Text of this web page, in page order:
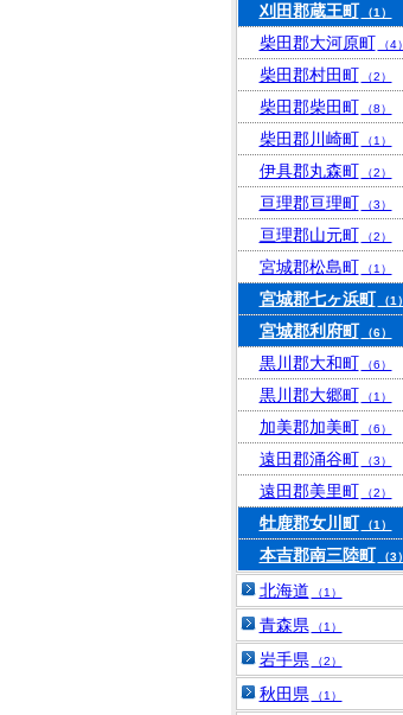
刈田郡蔵王町 （1）
柴田郡大河原町 （4）
柴田郡村田町 （2）
柴田郡柴田町 （8）
柴田郡川崎町 （1）
伊具郡丸森町 （2）
亘理郡亘理町 （3）
亘理郡山元町 （2）
宮城郡松島町 （1）
宮城郡七ヶ浜町 （1）
宮城郡利府町 （6）
黒川郡大和町 （6）
黒川郡大郷町 （1）
加美郡加美町 （6）
遠田郡涌谷町 （3）
遠田郡美里町 （2）
牡鹿郡女川町 （1）
本吉郡南三陸町 （3）
北海道 （1）
青森県 （1）
岩手県 （2）
秋田県 （1）